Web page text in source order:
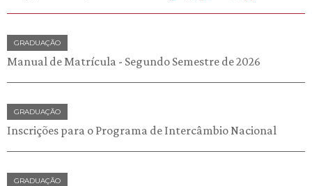
GRADUAÇÃO
Manual de Matrícula - Segundo Semestre de 2026
GRADUAÇÃO
Inscrições para o Programa de Intercâmbio Nacional
GRADUAÇÃO